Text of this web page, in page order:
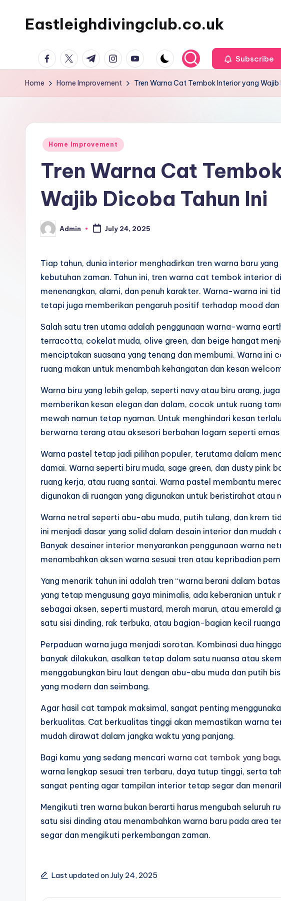
Eastleighdivingclub.co.uk
Facebook
TwitterTelegramInstagram
Youtube Subscribe
Home Home Improvement Tren Warna Cat Tembok Interior yang
Posted
Home Improvement
Tren Warna Cat
Wajib Dicoba Tahun Ini
Posted
by
Admin July 24, 2025
Tiap tahun, dunia interior menghadirkan tren warna baru
kebutuhan zaman. Tahun ini, tren warna cat tembok interior
menenangkan, alami, dan penuh karakter. Warna-warna ini
tetapi juga memberikan pengaruh positif terhadap mood dan
Salah satu tren utama adalah penggunaan warna-warna
terracotta, cokelat muda, olive green, dan beige hangat
menciptakan suasana yang tenang dan membumi. Warna ini
ruang makan untuk menambah kehangatan dan kesan
Warna biru yang lebih gelap, seperti navy atau biru arang,
memberikan kesan elegan dan dalam, cocok untuk ruang
mewah namun tetap nyaman. Untuk menghindari kesan
berwarna terang atau aksesori berbahan logam seperti
Warna pastel tetap jadi pilihan populer, terutama dalam
damai. Warna seperti biru muda, sage green, dan dusty pink
ruang kerja, atau ruang santai. Warna pastel membantu
digunakan di ruangan yang digunakan untuk beristirahat atau
Warna netral seperti abu-abu muda, putih tulang, dan krem
ini menjadi dasar yang solid dalam desain interior dan mudah
Banyak desainer interior menyarankan penggunaan warna
menambahkan aksen warna sesuai tren atau kepribadian
Yang menarik tahun ini adalah tren “warna berani dalam
yang tetap mengusung gaya minimalis, ada keberanian
sebagai aksen, seperti mustard, merah marun, atau emerald
satu sisi dinding, rak terbuka, atau bagian-bagian kecil
Perpaduan warna juga menjadi sorotan. Kombinasi dua
banyak dilakukan, asalkan tetap dalam satu nuansa atau
menggabungkan biru laut dengan abu-abu muda dan putih
yang modern dan seimbang.
Agar hasil cat tampak maksimal, sangat penting
berkualitas. Cat berkualitas tinggi akan memastikan warna
mudah dirawat dalam jangka waktu yang panjang.
Bagi kamu yang sedang mencari warna cat tembok yang
warna lengkap sesuai tren terbaru, daya tutup tinggi, serta
sangat penting agar tampilan interior tetap segar dan
Mengikuti tren warna bukan berarti harus mengubah seluruh
satu sisi dinding atau menambahkan warna baru pada area
segar dan mengikuti perkembangan zaman.
Last updated on July 24, 2025